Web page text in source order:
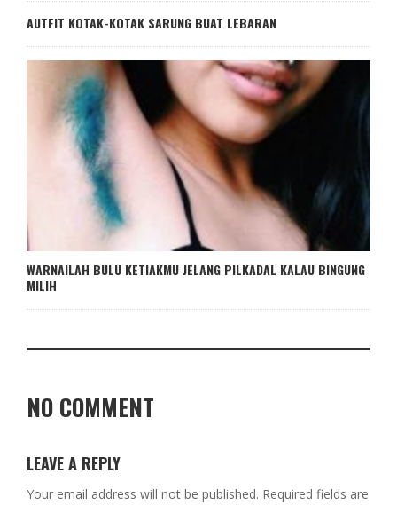
AUTFIT KOTAK-KOTAK SARUNG BUAT LEBARAN
WARNAILAH BULU KETIAKMU JELANG PILKADAL KALAU BINGUNG
MILIH
NO COMMENT
LEAVE A REPLY
Your email address will not be published. Required fields are